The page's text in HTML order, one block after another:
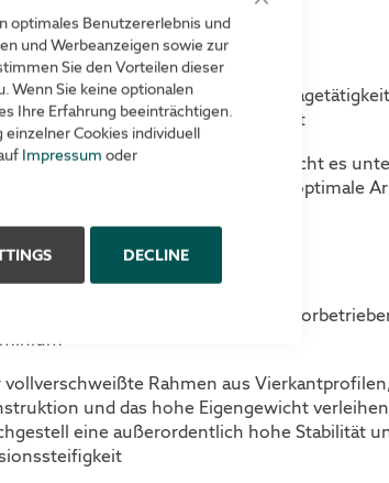
Close
optimales Benutzererlebnis und
und Werbeanzeigen sowie zur
Sie den Vorteilen dieser
Wenn Sie keine optionalen
Ihre Erfahrung beeinträchtigen.
einzelner Cookies individuell
Impressum oder
DECLINE
Mega Medium ist für schwere
und Fertigung optimal geeignet
schnelle Höhenverstellung ermöglicht es
immer eine ergronomisch optimale
Mega Medium besteht aus zwei
vollverschweißte Rahmen aus
und das hohe Eigengewicht
eine außerordentlich hohe Stabilität